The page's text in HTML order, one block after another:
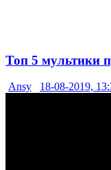
Топ 5 мультики
Ansy 18-08-2019,